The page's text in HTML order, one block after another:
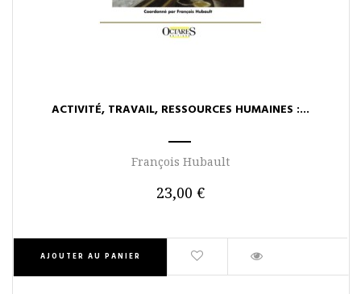
AJOUTER AU PANIER
ACTIVITÉ, TRAVAIL, RESSOURCES HUMAINES :...
François Hubault
23,00 €